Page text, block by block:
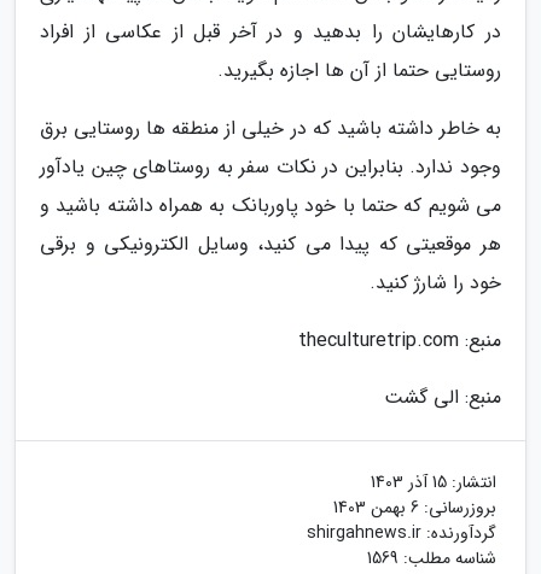
در کارهایشان را بدهید و در آخر قبل از عکاسی از افراد
روستایی حتما از آن ها اجازه بگیرید.
به خاطر داشته باشید که در خیلی از منطقه ها روستایی برق
وجود ندارد. بنابراین در نکات سفر به روستاهای چین یادآور
می شویم که حتما با خود پاوربانک به همراه داشته باشید و
هر موقعیتی که پیدا می کنید، وسایل الکترونیکی و برقی
خود را شارژ کنید.
منبع: theculturetrip.com
منبع: الی گشت
انتشار: 15 آذر 1403
بروزرسانی: 6 بهمن 1403
گردآورنده: shirgahnews.ir
شناسه مطلب: 1569